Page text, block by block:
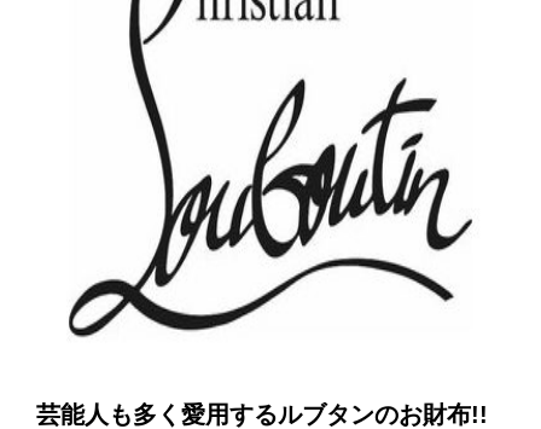
芸能人も多く愛用するルブタンのお財布!!